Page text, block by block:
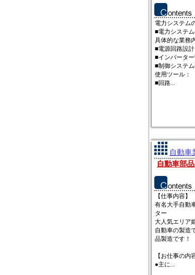
電力システム
■電力システ
具体的な業務
■電源回路設計
■インバータ
■制御システ
使用ツール：
■回路...
自動車
自動車部
【仕事内容】
有名大手自動
ター
大人気エリア
自動車の製造
品製造です！
【お仕事の内
●主に...